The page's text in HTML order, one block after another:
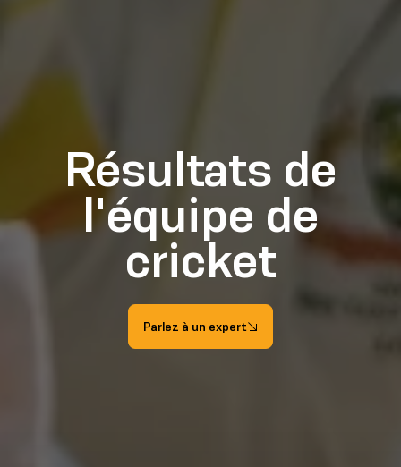
Résultats de
l'équipe de
cricket
Parlez à un expert